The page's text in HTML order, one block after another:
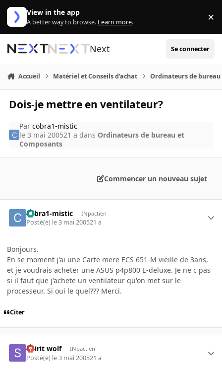
Aller au contenu
View in the app
A better way to browse. Learn more. ×
Next Se connecter
Accueil Matériel et Conseils d'achat Ordinateurs de bureau
Dois-je mettre en ventilateur?
Parcobra1-mistic
le 3 mai 200521 a dans Ordinateurs de bureau et
Composants
Commencer un nouveau sujet
cobra1-mistic INpactien
Posté(e) le 3 mai 200521 a
Bonjours.
En se moment j'ai une Carte mere ECS 651-M vieille de 3ans,
et je voudrais acheter une ASUS p4p800 E-deluxe. Je ne c pas
si il faut que j'achete un ventilateur qu'on met sur le
processeur. Si oui le quel??? Merci.
Citer
Spirit wolf INpactien
Posté(e) le 3 mai 200521 a